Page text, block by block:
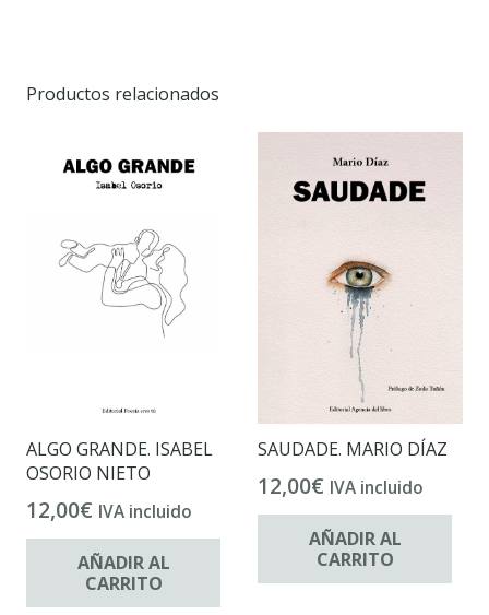
Productos relacionados
ALGO GRANDE. ISABEL
OSORIO NIETO
12,00€ IVA incluido
AÑADIR AL
CARRITO
SAUDADE. MARIO DÍAZ
12,00€ IVA incluido
AÑADIR AL
CARRITO